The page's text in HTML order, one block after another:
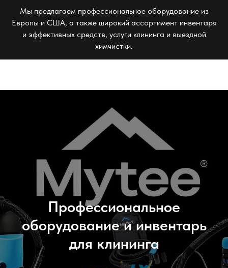
Мы предлагаем профессиональное оборудование из
Европы и США, а также широкий ассортимент инвентаря
и эффективных средств, услуги клининга и выездной
химчистки.
Профессиональное
оборудование и инвентарь
для клининга